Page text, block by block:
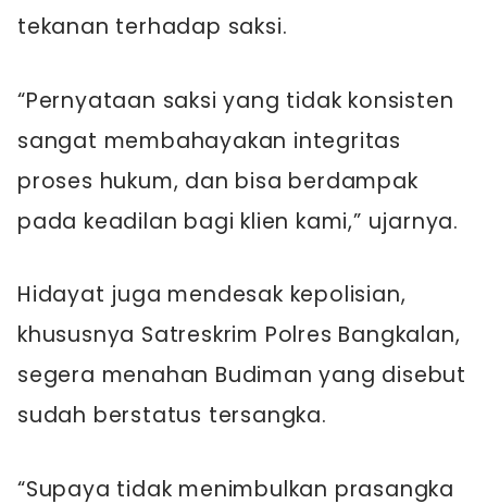
tekanan terhadap saksi.
“Pernyataan saksi yang tidak konsisten
sangat membahayakan integritas
proses hukum, dan bisa berdampak
pada keadilan bagi klien kami,” ujarnya.
Hidayat juga mendesak kepolisian,
khususnya Satreskrim Polres Bangkalan,
segera menahan Budiman yang disebut
sudah berstatus tersangka.
“Supaya tidak menimbulkan prasangka